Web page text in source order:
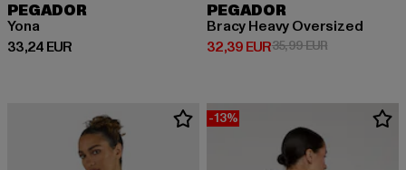
PEGADOR
Yona
33,24 EUR
Derzeitiger Preis: 33,24 EUR
PEGADOR
Bracy Heavy Oversized
32,39 EUR
Derzeitiger Preis: 32,39 EUR
35,99 EURAktionspreis:
-13%